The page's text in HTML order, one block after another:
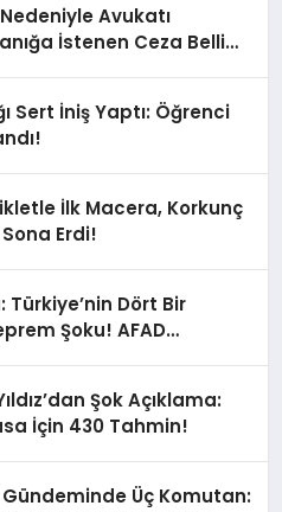
Avukatı
İstenen Ceza Belli
Sert İniş Yaptı: Öğrenci
İlk Macera, Korkunç
Erdi!
Türkiye’nin Dört Bir
Şoku! AFAD
Şok Açıklama:
İçin 430 Tahmin!
Gündeminde Üç Komutan: